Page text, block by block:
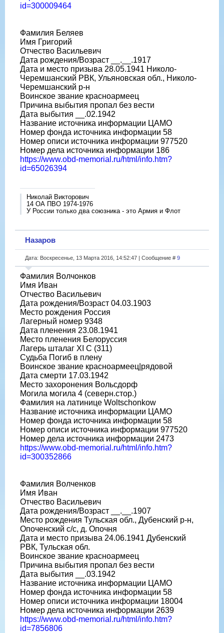
id=300009464
Фамилия Беляев
Имя Григорий
Отчество Васильевич
Дата рождения/Возраст __.__.1917
Дата и место призыва 28.05.1941 Николо-
Черемшанский РВК, Ульяновская обл., Николо-
Черемшанский р-н
Воинское звание красноармеец
Причина выбытия пропал без вести
Дата выбытия __.02.1942
Название источника информации ЦАМО
Номер фонда источника информации 58
Номер описи источника информации 977520
Номер дела источника информации 186
https://www.obd-memorial.ru/html/info.htm?
id=65026394
Николай Викторович
14 ОА ПВО 1974-1976
У России только два союзника - это Армия и Флот
Назаров
Дата: Воскресенье, 13 Марта 2016, 14:52:47 | Сообщение # 9
Фамилия Волчонков
Имя Иван
Отчество Васильевич
Дата рождения/Возраст 04.03.1903
Место рождения Россия
Лагерный номер 9348
Дата пленения 23.08.1941
Место пленения Белоруссия
Лагерь шталаг XI C (311)
Судьба Погиб в плену
Воинское звание красноармеец|рядовой
Дата смерти 17.03.1942
Место захоронения Вольсдорф
Могила могила 4 (северн.стор.)
Фамилия на латинице Woltschonkow
Название источника информации ЦАМО
Номер фонда источника информации 58
Номер описи источника информации 977520
Номер дела источника информации 2473
https://www.obd-memorial.ru/html/info.htm?
id=300352866
Фамилия Волченков
Имя Иван
Отчество Васильевич
Дата рождения/Возраст __.__.1907
Место рождения Тульская обл., Дубенский р-н,
Опоченский с/с, д. Опочня
Дата и место призыва 24.06.1941 Дубенский
РВК, Тульская обл.
Воинское звание красноармеец
Причина выбытия пропал без вести
Дата выбытия __.03.1942
Название источника информации ЦАМО
Номер фонда источника информации 58
Номер описи источника информации 18004
Номер дела источника информации 2639
https://www.obd-memorial.ru/html/info.htm?
id=7856806